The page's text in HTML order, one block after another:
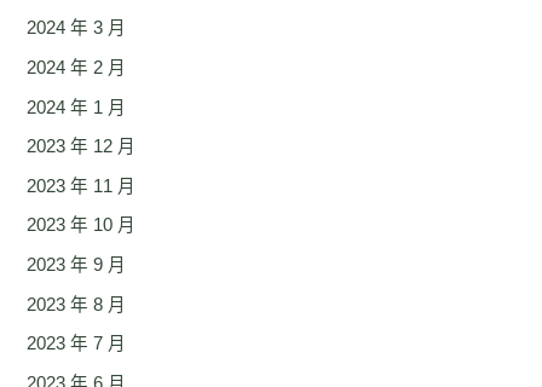
2024 年 3 月
2024 年 2 月
2024 年 1 月
2023 年 12 月
2023 年 11 月
2023 年 10 月
2023 年 9 月
2023 年 8 月
2023 年 7 月